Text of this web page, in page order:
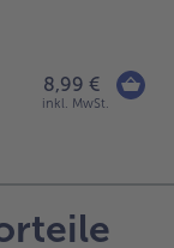
8,99 €
inkl. MwSt.